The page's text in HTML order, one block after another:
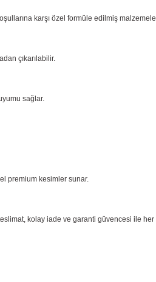
karşı özel formüle edilmiş
çıkarılabilir.
sağlar.
premium kesimler sunar.
kolay iade ve garanti güvencesi ile her